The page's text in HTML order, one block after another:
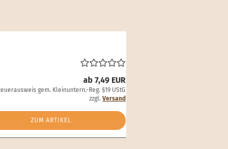
ab 7,49 EUR
gem. Kleinuntern.-Reg. §19 UStG
zzgl. Versand
ZUM ARTIKEL